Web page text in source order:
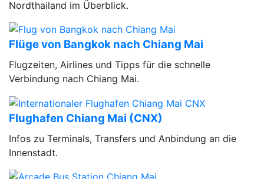
Nordthailand im Überblick.
Flüge von Bangkok nach Chiang Mai
Flugzeiten, Airlines und Tipps für die schnelle
Verbindung nach Chiang Mai.
Flughafen Chiang Mai (CNX)
Infos zu Terminals, Transfers und Anbindung an die
Innenstadt.